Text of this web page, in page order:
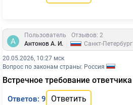
Пользователь
Отзывов: 2
Антонов А. И.
Санкт-Петербург
20.05.2026, 10:27 мск
Вопрос по законам страны: Россия
Встречное требование ответчика
Ответов: 9 Ответить